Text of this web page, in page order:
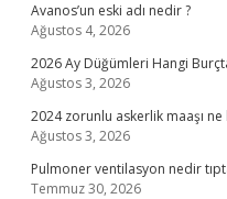
Avanos’un eski adı nedir ?
Ağustos 4, 2026
2026 Ay Düğümleri Hangi
Ağustos 3, 2026
2024 zorunlu askerlik maaşı ne
Ağustos 3, 2026
Pulmoner ventilasyon nedir
Temmuz 30, 2026